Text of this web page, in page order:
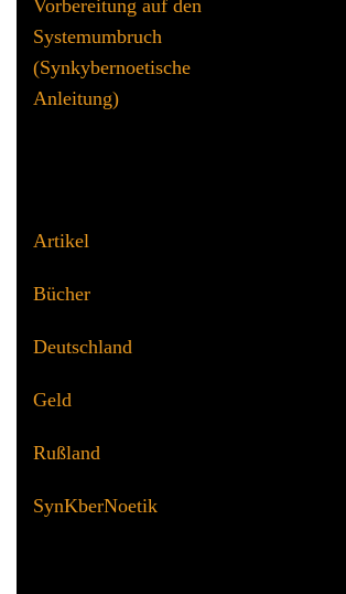
Vorbereitung auf den
Systemumbruch
(Synkybernoetische
Anleitung)
Artikel
Bücher
Deutschland
Geld
Rußland
SynKberNoetik